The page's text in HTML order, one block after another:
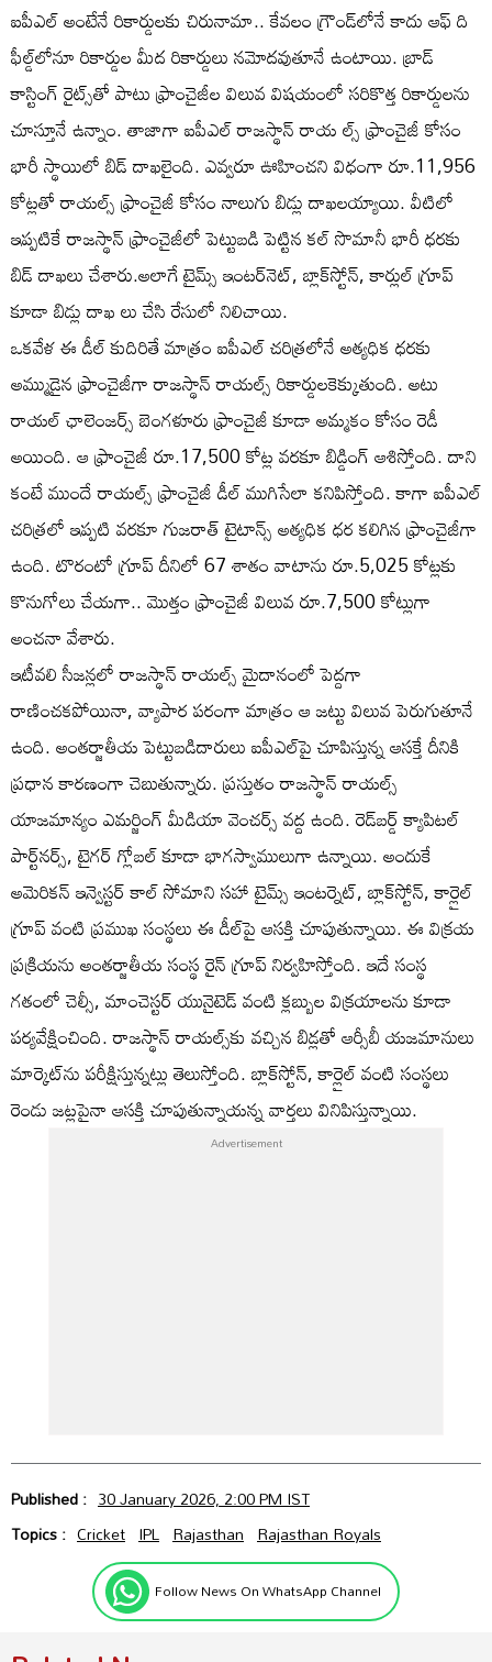
ఐపీఎల్ అంటేనే రికార్డులకు చిరునామా.. కేవలం గ్రౌండ్‌లోనే కాదు ఆఫ్ ది
ఫీల్డ్‌లోనూ రికార్డుల మీద రికార్డులు నమోదవుతూనే ఉంటాయి. బ్రాడ్‌
కాస్టింగ్ రైట్స్‌తో పాటు ఫ్రాంచైజీల విలువ విషయంలో సరికొత్త రికార్డులను
చూస్తూనే ఉన్నాం. తాజాగా ఐపీఎల్ రాజస్థాన్ రాయ ల్స్ ఫ్రాంచైజీ కోసం
భారీ స్థాయిలో బిడ్ దాఖలైంది. ఎవ్వరూ ఊహించని విధంగా రూ.11,956
కోట్లతో రాయల్స్ ఫ్రాంచైజీ కోసం నాలుగు బిడ్లు దాఖలయ్యాయి. వీటిలో
ఇప్పటికే రాజస్థాన్ ఫ్రాంచైజీలో పెట్టుబడి పెట్టిన కల్ సొమానీ భారీ ధరకు
బిడ్ దాఖలు చేశారు.అలాగే టైమ్స్ ఇంటర్‌నెట్, బ్లాక్‌స్టోన్, కార్లుల్ గ్రూప్
కూడా బిడ్లు దాఖ లు చేసి రేసులో నిలిచాయి.
ఒకవేళ ఈ డీల్ కుదిరితే మాత్రం ఐపీఎల్ చరిత్రలోనే అత్యధిక ధరకు
అమ్ముడైన ఫ్రాంచైజీగా రాజస్థాన్ రాయల్స్ రికార్డులకెక్కుతుంది. అటు
రాయల్ ఛాలెంజర్స్ బెంగళూరు ఫ్రాంచైజీ కూడా అమ్మకం కోసం రెడీ
అయింది. ఆ ఫ్రాంచైజీ రూ.17,500 కోట్ల వరకూ బిడ్డింగ్ ఆశిస్తోంది. దాని
కంటే ముందే రాయల్స్ ఫ్రాంచైజీ డీల్ ముగిసేలా కనిపిస్తోంది. కాగా ఐపీఎల్
చరిత్రలో ఇప్పటి వరకూ గుజరాత్ టైటాన్స్ అత్యధిక ధర కలిగిన ఫ్రాంచైజీగా
ఉంది. టొరంటో గ్రూప్ దీనిలో 67 శాతం వాటాను రూ.5,025 కోట్లకు
కొనుగోలు చేయగా.. మొత్తం ఫ్రాంచైజీ విలువ రూ.7,500 కోట్లుగా
అంచనా వేశారు.
ఇటీవలి సీజన్లలో రాజస్థాన్ రాయల్స్ మైదానంలో పెద్దగా
రాణించకపోయినా, వ్యాపార పరంగా మాత్రం ఆ జట్టు విలువ పెరుగుతూనే
ఉంది. అంతర్జాతీయ పెట్టుబడిదారులు ఐపీఎల్‌పై చూపిస్తున్న ఆసక్తే దీనికి
ప్రధాన కారణంగా చెబుతున్నారు. ప్రస్తుతం రాజస్థాన్ రాయల్స్
యాజమాన్యం ఎమర్జింగ్ మీడియా వెంచర్స్ వద్ద ఉంది. రెడ్‌బర్డ్ క్యాపిటల్
పార్ట్‌నర్స్, టైగర్ గ్లోబల్ కూడా భాగస్వాములుగా ఉన్నాయి. అందుకే
అమెరికన్ ఇన్వెస్టర్ కాల్ సోమాని సహా టైమ్స్ ఇంటర్నెట్, బ్లాక్‌స్టోన్, కార్లైల్
గ్రూప్ వంటి ప్రముఖ సంస్థలు ఈ డీల్‌పై ఆసక్తి చూపుతున్నాయి. ఈ విక్రయ
ప్రక్రియను అంతర్జాతీయ సంస్థ రైన్ గ్రూప్ నిర్వహిస్తోంది. ఇదే సంస్థ
గతంలో చెల్సీ, మాంచెస్టర్ యునైటెడ్ వంటి క్లబ్బుల విక్రయాలను కూడా
పర్యవేక్షించింది. రాజస్థాన్ రాయల్స్‌కు వచ్చిన బిడ్లతో ఆర్సీబీ యజమానులు
మార్కెట్‌ను పరీక్షిస్తున్నట్లు తెలుస్తోంది. బ్లాక్‌స్టోన్, కార్లైల్ వంటి సంస్థలు
రెండు జట్లపైనా ఆసక్తి చూపుతున్నాయన్న వార్తలు వినిపిస్తున్నాయి.
Published : 30 January 2026, 2:00 PM IST
Topics : Cricket IPL Rajasthan Rajasthan Royals
Follow News On WhatsApp Channel